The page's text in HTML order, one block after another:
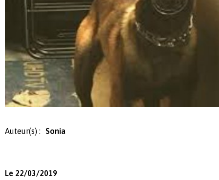
Auteur(s) : Sonia
Le 22/03/2019